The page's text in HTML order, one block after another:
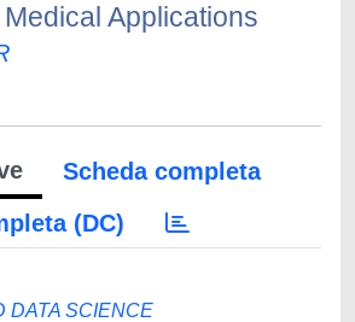
Applications
Scheda completa
(DC)
DATA SCIENCE